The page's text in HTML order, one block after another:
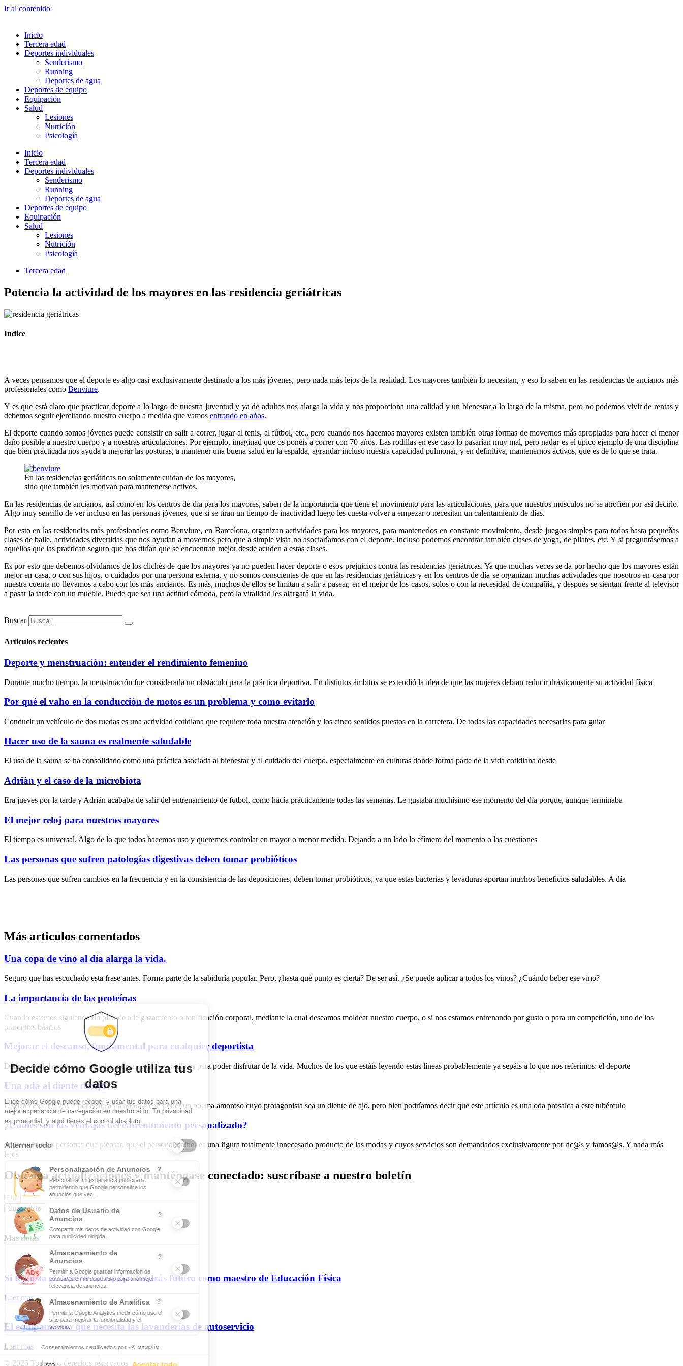
Ir al contenido
Inicio
Tercera edad
Deportes individuales
Senderismo
Running
Deportes de agua
Deportes de equipo
Equipación
Salud
Lesiones
Nutrición
Psicología
Inicio
Tercera edad
Deportes individuales
Senderismo
Running
Deportes de agua
Deportes de equipo
Equipación
Salud
Lesiones
Nutrición
Psicología
Tercera edad
Potencia la actividad de los mayores en las residencia geriátricas
Indice
A veces pensamos que el deporte es algo casi exclusivamente destinado a los más jóvenes, pero nada más lejos de la realidad. Los mayores también lo necesitan, y eso lo saben en las residencias de ancianos más
profesionales como Benviure.
Y es que está claro que practicar deporte a lo largo de nuestra juventud y ya de adultos nos alarga la vida y nos proporciona una calidad y un bienestar a lo largo de la misma, pero no podemos vivir de rentas y
debemos seguir ejercitando nuestro cuerpo a medida que vamos entrando en años.
El deporte cuando somos jóvenes puede consistir en salir a correr, jugar al tenis, al fútbol, etc., pero cuando nos hacemos mayores existen también otras formas de movernos más apropiadas para hacer el menor
daño posible a nuestro cuerpo y a nuestras articulaciones. Por ejemplo, imaginad que os ponéis a correr con 70 años. Las rodillas en ese caso lo pasarían muy mal, pero nadar es el típico ejemplo de una disciplina
que bien practicada nos ayuda a mejorar las posturas, a mantener una buena salud en la espalda, agrandar incluso nuestra capacidad pulmonar, y en definitiva, mantenernos activos, que es de lo que se trata.
En las residencias geriátricas no solamente cuidan de los mayores,
sino que también les motivan para mantenerse activos.
En las residencias de ancianos, así como en los centros de día para los mayores, saben de la importancia que tiene el movimiento para las articulaciones, para que nuestros músculos no se atrofien por así decirlo.
Algo muy sencillo de ver incluso en las personas jóvenes, que si se tiran un tiempo de inactividad luego les cuesta volver a empezar o necesitan un calentamiento de días.
Por esto en las residencias más profesionales como Benviure, en Barcelona, organizan actividades para los mayores, para mantenerlos en constante movimiento, desde juegos simples para todos hasta pequeñas
clases de baile, actividades divertidas que nos ayudan a movernos pero que a simple vista no asociaríamos con el deporte. Incluso podemos encontrar también clases de yoga, de pilates, etc. Y si preguntásemos a
aquellos que las practican seguro que nos dirían que se encuentran mejor desde acuden a estas clases.
Es por esto que debemos olvidarnos de los clichés de que los mayores ya no pueden hacer deporte o esos prejuicios contra las residencias geriátricas. Ya que muchas veces se da por hecho que los mayores están
mejor en casa, o con sus hijos, o cuidados por una persona externa, y no somos conscientes de que en las residencias geriátricas y en los centros de día se organizan muchas actividades que nosotros en casa por
nuestra cuenta no llevamos a cabo con los más ancianos. Es más, muchos de ellos se limitan a salir a pasear, en el mejor de los casos, solos o con la necesidad de compañía, y después se sientan frente al televisor
a pasar la tarde con un mueble. Puede que sea una actitud cómoda, pero la vitalidad les alargará la vida.
Buscar
Articulos recientes
Deporte y menstruación: entender el rendimiento femenino
Durante mucho tiempo, la menstruación fue considerada un obstáculo para la práctica deportiva. En distintos ámbitos se extendió la idea de que las mujeres debían reducir drásticamente su actividad física
Por qué el vaho en la conducción de motos es un problema y como evitarlo
Conducir un vehículo de dos ruedas es una actividad cotidiana que requiere toda nuestra atención y los cinco sentidos puestos en la carretera. De todas las capacidades necesarias para guiar
Hacer uso de la sauna es realmente saludable
El uso de la sauna se ha consolidado como una práctica asociada al bienestar y al cuidado del cuerpo, especialmente en culturas donde forma parte de la vida cotidiana desde
Adrián y el caso de la microbiota
Era jueves por la tarde y Adrián acababa de salir del entrenamiento de fútbol, como hacía prácticamente todas las semanas. Le gustaba muchísimo ese momento del día porque, aunque terminaba
El mejor reloj para nuestros mayores
El tiempo es universal. Algo de lo que todos hacemos uso y queremos controlar en mayor o menor medida. Dejando a un lado lo efímero del momento o las cuestiones
Las personas que sufren patologías digestivas deben tomar probióticos
Las personas que sufren cambios en la frecuencia y en la consistencia de las deposiciones, deben tomar probióticos, ya que estas bacterias y levaduras aportan muchos beneficios saludables. A día
Más articulos comentados
Una copa de vino al día alarga la vida.
Seguro que has escuchado esta frase antes. Forma parte de la sabiduría popular. Pero, ¿hasta qué punto es cierta? De ser así. ¿Se puede aplicar a todos los vinos? ¿Cuándo beber ese vino?
La importancia de las proteínas
Cuando estamos siguiendo un plan de adelgazamiento o tonificación corporal, mediante la cual deseamos moldear nuestro cuerpo, o si nos estamos entrenando por gusto o para un competición, uno de los
principios básicos
Mejorar el descanso, fundamental para cualquier deportista
Disfrutar del deporte es una de las máximas imprescindibles para poder disfrutar de la vida. Muchos de los que estáis leyendo estas líneas probablemente ya sepáis a lo que nos referimos: el deporte
Una oda al diente de ajo
Lógicamente no voy a ponerme aquí ahora a componer un poema amoroso cuyo protagonista sea un diente de ajo, pero bien podríamos decir que este artículo es una oda prosaica a este tubérculo
¿Cuáles son las ventajas del entrenamiento personalizado?
Son muchas las personas que piensan que el personal trainer es una figura totalmente innecesario producto de las modas y cuyos servicios son demandados exclusivamente por ric@s y famos@s. Y nada más
lejos
Obtenga actualizaciones y manténgase conectado: suscríbase a nuestro boletín
Subscribite
Mas notas
Si te gusta el deporte en equipo tendrás futuro como maestro de Educación Física
Leer mas
El equipamiento que necesita las lavanderías de autoservicio
Leer mas
© 2025 Todos los derechos reservados